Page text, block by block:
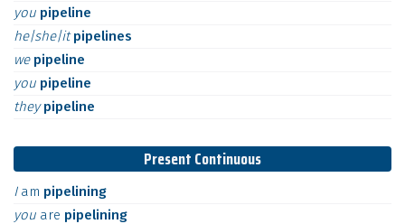
you pipeline
he|she|itpipelines
we pipeline
you pipeline
theypipeline
Present Continuous
I am pipelining
you are pipelining